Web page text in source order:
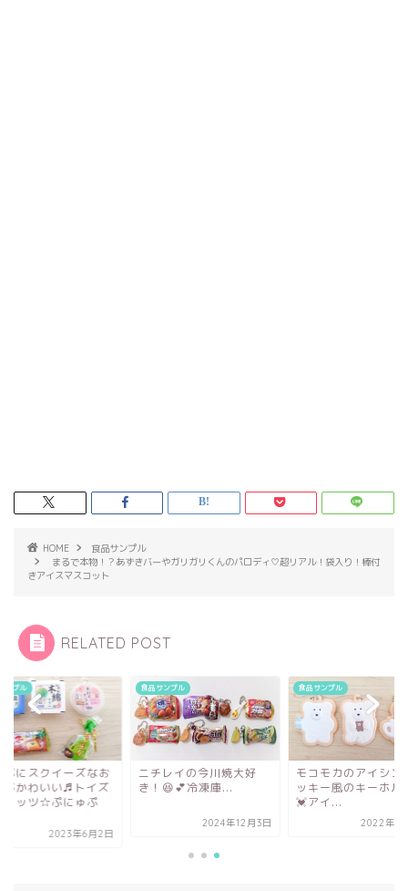
HOME
食品サンプル
まるで本物！？あずきバーやガリガリくんのパロディ♡超リアル！袋入り！棒付
きアイスマスコット
RELATED POST
ンプル
ぷにスクイーズなお
がかわいい♬トイズ
リッツ☆ぷにゅぷ
2023年6月2日
食品サンプル
ニチレイの今川焼大好
き！😆💕冷凍庫...
2024年12月3日
食品サンプル
モコモカのアイシン
ッキー風のキーホル
💓アイ...
2022年10